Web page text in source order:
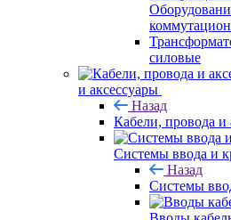
силовые
и аксессуары
Назад
Кабели, провода и
Системы ввода и
Назад
Системы